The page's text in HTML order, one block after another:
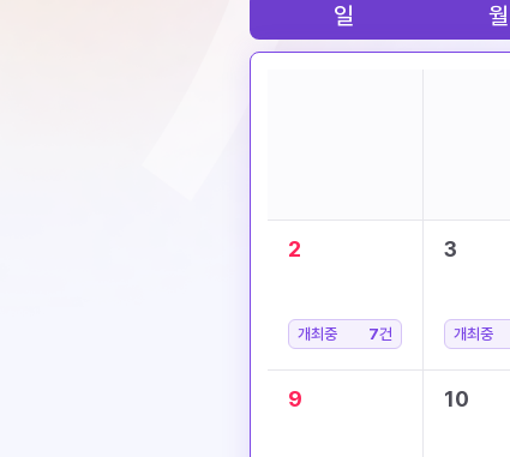
일 월
2
개최중 7건
3
개최중
9 10